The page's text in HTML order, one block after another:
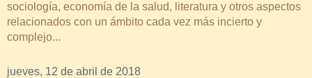
sociología, economía de la salud, literatura y otros aspectos
relacionados con un ámbito cada vez más incierto y
complejo...
jueves, 12 de abril de 2018